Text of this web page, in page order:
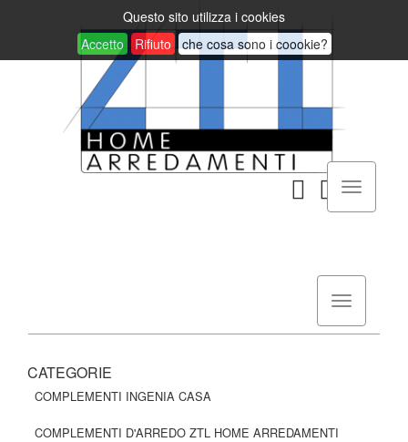
Questo sito utilizza i cookies
Accetto
Rifiuto che cosa sono i coookie?
CATEGORIE
COMPLEMENTI INGENIA CASA
COMPLEMENTI D'ARREDO ZTL HOME ARREDAMENTI